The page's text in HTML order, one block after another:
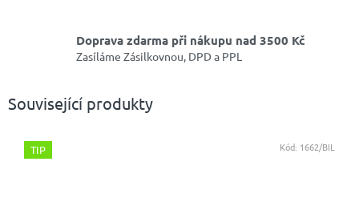
Doprava zdarma při nákupu nad 3500 Kč
Zasíláme Zásilkovnou, DPD a PPL
Související produkty
TIP Kód: 1662/BIL